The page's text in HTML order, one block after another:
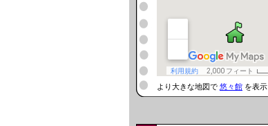
より大きな地図で 悠々館 を表示